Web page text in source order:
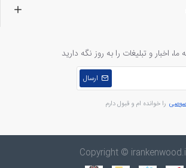
اخبار و تبلیغات را به روز نگه دارید
ارسال
را خوانده ام و قبول دارم
Copyright ©